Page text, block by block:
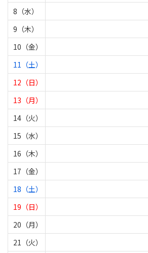
8（水）
9（木）
10（金）
11（土）
12（日）
13（月）
14（火）
15（水）
16（木）
17（金）
18（土）
19（日）
20（月）
21（火）